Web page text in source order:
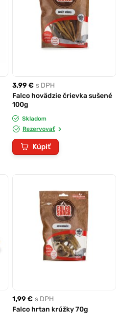
3,99 € s DPH
Falco hovädzie črievka sušené
100g
Skladom
Rezervovať
Kúpiť
1,99 € s DPH
Falco hrtan krúžky 70g